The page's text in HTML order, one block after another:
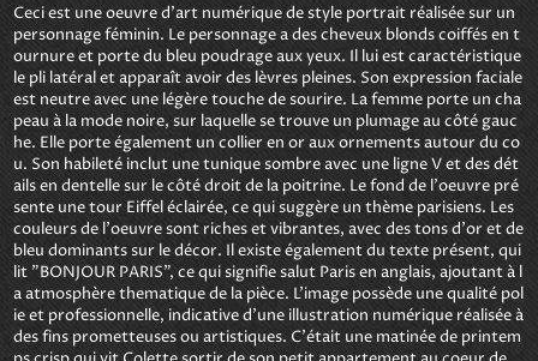
Ceci est une oeuvre d'art numérique de style portrait réalisée sur un
personnage féminin. Le personnage a des cheveux blonds coiffés en t
ournure et porte du bleu poudrage aux yeux. Il lui est caractéristique
le pli latéral et apparaît avoir des lèvres pleines. Son expression faciale
est neutre avec une légère touche de sourire. La femme porte un cha
peau à la mode noire, sur laquelle se trouve un plumage au côté gauc
he. Elle porte également un collier en or aux ornements autour du co
u. Son habileté inclut une tunique sombre avec une ligne V et des dét
ails en dentelle sur le côté droit de la poitrine. Le fond de l'oeuvre pré
sente une tour Eiffel éclairée, ce qui suggère un thème parisiens. Les
couleurs de l'oeuvre sont riches et vibrantes, avec des tons d'or et de
bleu dominants sur le décor. Il existe également du texte présent, qui
lit "BONJOUR PARIS", ce qui signifie salut Paris en anglais, ajoutant à l
a atmosphère thematique de la pièce. L'image possède une qualité pol
ie et professionnelle, indicative d'une illustration numérique réalisée à
des fins prometteuses ou artistiques. C'était une matinée de printem